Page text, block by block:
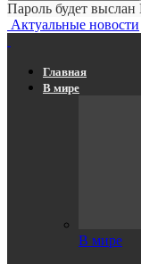
Пароль будет
Актуальные новости
Главная
В мире
В мире